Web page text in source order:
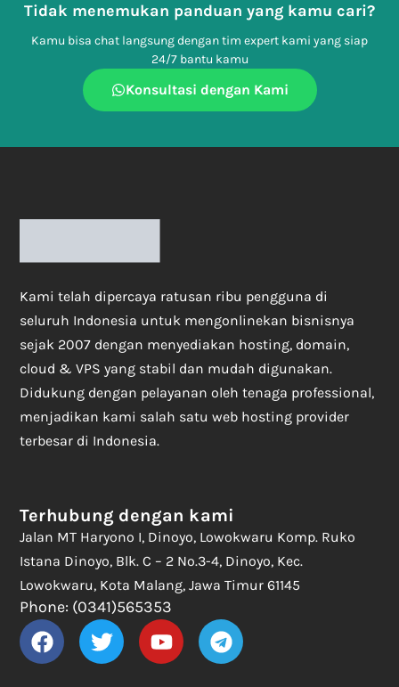
Tidak menemukan panduan yang kamu cari?
Kamu bisa chat langsung dengan tim expert kami yang siap
24/7 bantu kamu
Konsultasi dengan Kami
Kami telah dipercaya ratusan ribu pengguna di
seluruh Indonesia untuk mengonlinekan bisnisnya
sejak 2007 dengan menyediakan hosting, domain,
cloud & VPS yang stabil dan mudah digunakan.
Didukung dengan pelayanan oleh tenaga professional,
menjadikan kami salah satu web hosting provider
terbesar di Indonesia.
Terhubung dengan kami
Jalan MT Haryono I, Dinoyo, Lowokwaru Komp. Ruko
Istana Dinoyo, Blk. C – 2 No.3-4, Dinoyo, Kec.
Lowokwaru, Kota Malang, Jawa Timur 61145
Phone: (0341)565353